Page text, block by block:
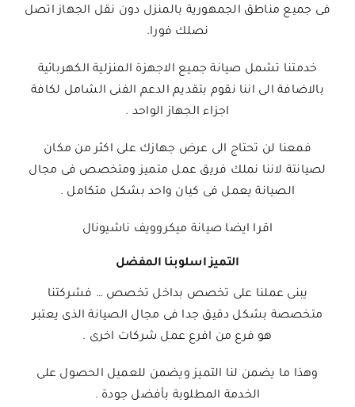
فى جميع مناطق الجمهورية بالمنزل دون نقل الجهاز اتصل
نصلك فورا.
خدمتنا تشمل صيانة جميع الاجهزة المنزلية الكهربائية
بالاضافة الى اننا نقوم بتقديم الدعم الفنى الشامل لكافة
اجزاء الجهاز الواحد .
فمعنا لن تحتاج الى عرض جهازك على اكثر من مكان
لصيانتة لاننا نملك فريق عمل متميز ومتخصص فى مجال
الصيانة يعمل فى كيان واحد بشكل متكامل .
اقرا ايضا صيانة ميكروويف ناشيونال
التميز اسلوبنا المفضل
يبنى عملنا على تخصص بداخل تخصص … فشركتنا
متخصصة بشكل دقيق جدا فى مجال الصيانة الذى يعتبر
هو فرع من افرع عمل شركات اخرى .
وهذا ما يضمن لنا التميز ويضمن للعميل الحصول على
الخدمة المطلوبة بأفضل جودة .